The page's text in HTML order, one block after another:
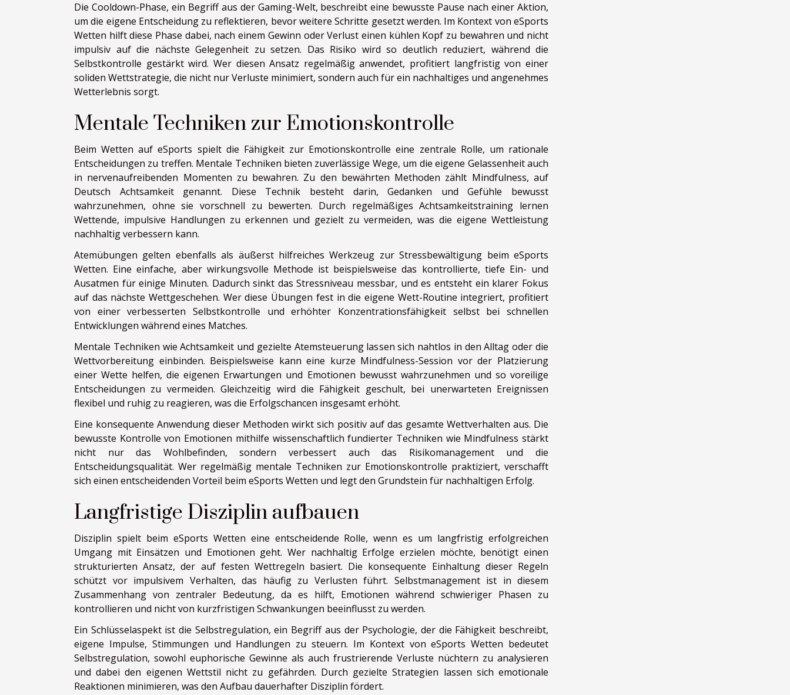
Die Cooldown-Phase, ein Begriff aus der Gaming-Welt, beschreibt eine bewusste Pause nach einer Aktion,
um die eigene Entscheidung zu reflektieren, bevor weitere Schritte gesetzt werden. Im Kontext von eSports
Wetten hilft diese Phase dabei, nach einem Gewinn oder Verlust einen kühlen Kopf zu bewahren und nicht
impulsiv auf die nächste Gelegenheit zu setzen. Das Risiko wird so deutlich reduziert, während die
Selbstkontrolle gestärkt wird. Wer diesen Ansatz regelmäßig anwendet, profitiert langfristig von einer
soliden Wettstrategie, die nicht nur Verluste minimiert, sondern auch für ein nachhaltiges und angenehmes
Wetterlebnis sorgt.
Mentale Techniken zur Emotionskontrolle
Beim Wetten auf eSports spielt die Fähigkeit zur Emotionskontrolle eine zentrale Rolle, um rationale
Entscheidungen zu treffen. Mentale Techniken bieten zuverlässige Wege, um die eigene Gelassenheit auch
in nervenaufreibenden Momenten zu bewahren. Zu den bewährten Methoden zählt Mindfulness, auf
Deutsch Achtsamkeit genannt. Diese Technik besteht darin, Gedanken und Gefühle bewusst
wahrzunehmen, ohne sie vorschnell zu bewerten. Durch regelmäßiges Achtsamkeitstraining lernen
Wettende, impulsive Handlungen zu erkennen und gezielt zu vermeiden, was die eigene Wettleistung
nachhaltig verbessern kann.
Atemübungen gelten ebenfalls als äußerst hilfreiches Werkzeug zur Stressbewältigung beim eSports
Wetten. Eine einfache, aber wirkungsvolle Methode ist beispielsweise das kontrollierte, tiefe Ein- und
Ausatmen für einige Minuten. Dadurch sinkt das Stressniveau messbar, und es entsteht ein klarer Fokus
auf das nächste Wettgeschehen. Wer diese Übungen fest in die eigene Wett-Routine integriert, profitiert
von einer verbesserten Selbstkontrolle und erhöhter Konzentrationsfähigkeit selbst bei schnellen
Entwicklungen während eines Matches.
Mentale Techniken wie Achtsamkeit und gezielte Atemsteuerung lassen sich nahtlos in den Alltag oder die
Wettvorbereitung einbinden. Beispielsweise kann eine kurze Mindfulness-Session vor der Platzierung
einer Wette helfen, die eigenen Erwartungen und Emotionen bewusst wahrzunehmen und so voreilige
Entscheidungen zu vermeiden. Gleichzeitig wird die Fähigkeit geschult, bei unerwarteten Ereignissen
flexibel und ruhig zu reagieren, was die Erfolgschancen insgesamt erhöht.
Eine konsequente Anwendung dieser Methoden wirkt sich positiv auf das gesamte Wettverhalten aus. Die
bewusste Kontrolle von Emotionen mithilfe wissenschaftlich fundierter Techniken wie Mindfulness stärkt
nicht nur das Wohlbefinden, sondern verbessert auch das Risikomanagement und die
Entscheidungsqualität. Wer regelmäßig mentale Techniken zur Emotionskontrolle praktiziert, verschafft
sich einen entscheidenden Vorteil beim eSports Wetten und legt den Grundstein für nachhaltigen Erfolg.
Langfristige Disziplin aufbauen
Disziplin spielt beim eSports Wetten eine entscheidende Rolle, wenn es um langfristig erfolgreichen
Umgang mit Einsätzen und Emotionen geht. Wer nachhaltig Erfolge erzielen möchte, benötigt einen
strukturierten Ansatz, der auf festen Wettregeln basiert. Die konsequente Einhaltung dieser Regeln
schützt vor impulsivem Verhalten, das häufig zu Verlusten führt. Selbstmanagement ist in diesem
Zusammenhang von zentraler Bedeutung, da es hilft, Emotionen während schwieriger Phasen zu
kontrollieren und nicht von kurzfristigen Schwankungen beeinflusst zu werden.
Ein Schlüsselaspekt ist die Selbstregulation, ein Begriff aus der Psychologie, der die Fähigkeit beschreibt,
eigene Impulse, Stimmungen und Handlungen zu steuern. Im Kontext von eSports Wetten bedeutet
Selbstregulation, sowohl euphorische Gewinne als auch frustrierende Verluste nüchtern zu analysieren
und dabei den eigenen Wettstil nicht zu gefährden. Durch gezielte Strategien lassen sich emotionale
Reaktionen minimieren, was den Aufbau dauerhafter Disziplin fördert.